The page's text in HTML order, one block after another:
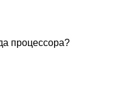
процессора?